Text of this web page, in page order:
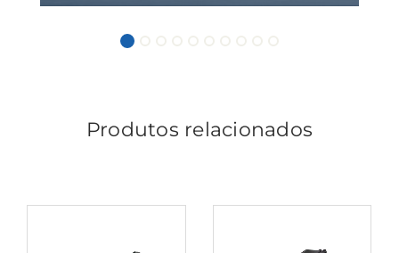
Produtos relacionados